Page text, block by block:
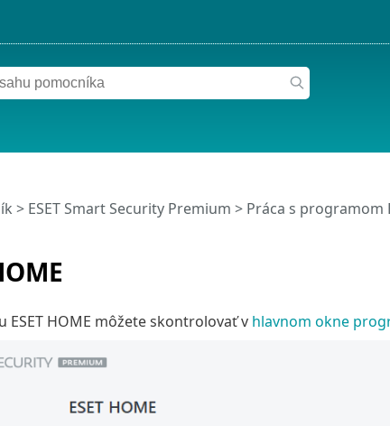
> ESET Smart Security Premium > Práca s programom
ESET HOME môžete skontrolovať v hlavnom okne